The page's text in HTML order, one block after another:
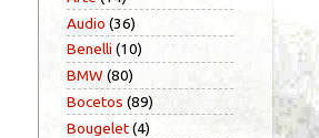
Audio (36)
Benelli (10)
BMW (80)
Bocetos (89)
Bougelet(4)